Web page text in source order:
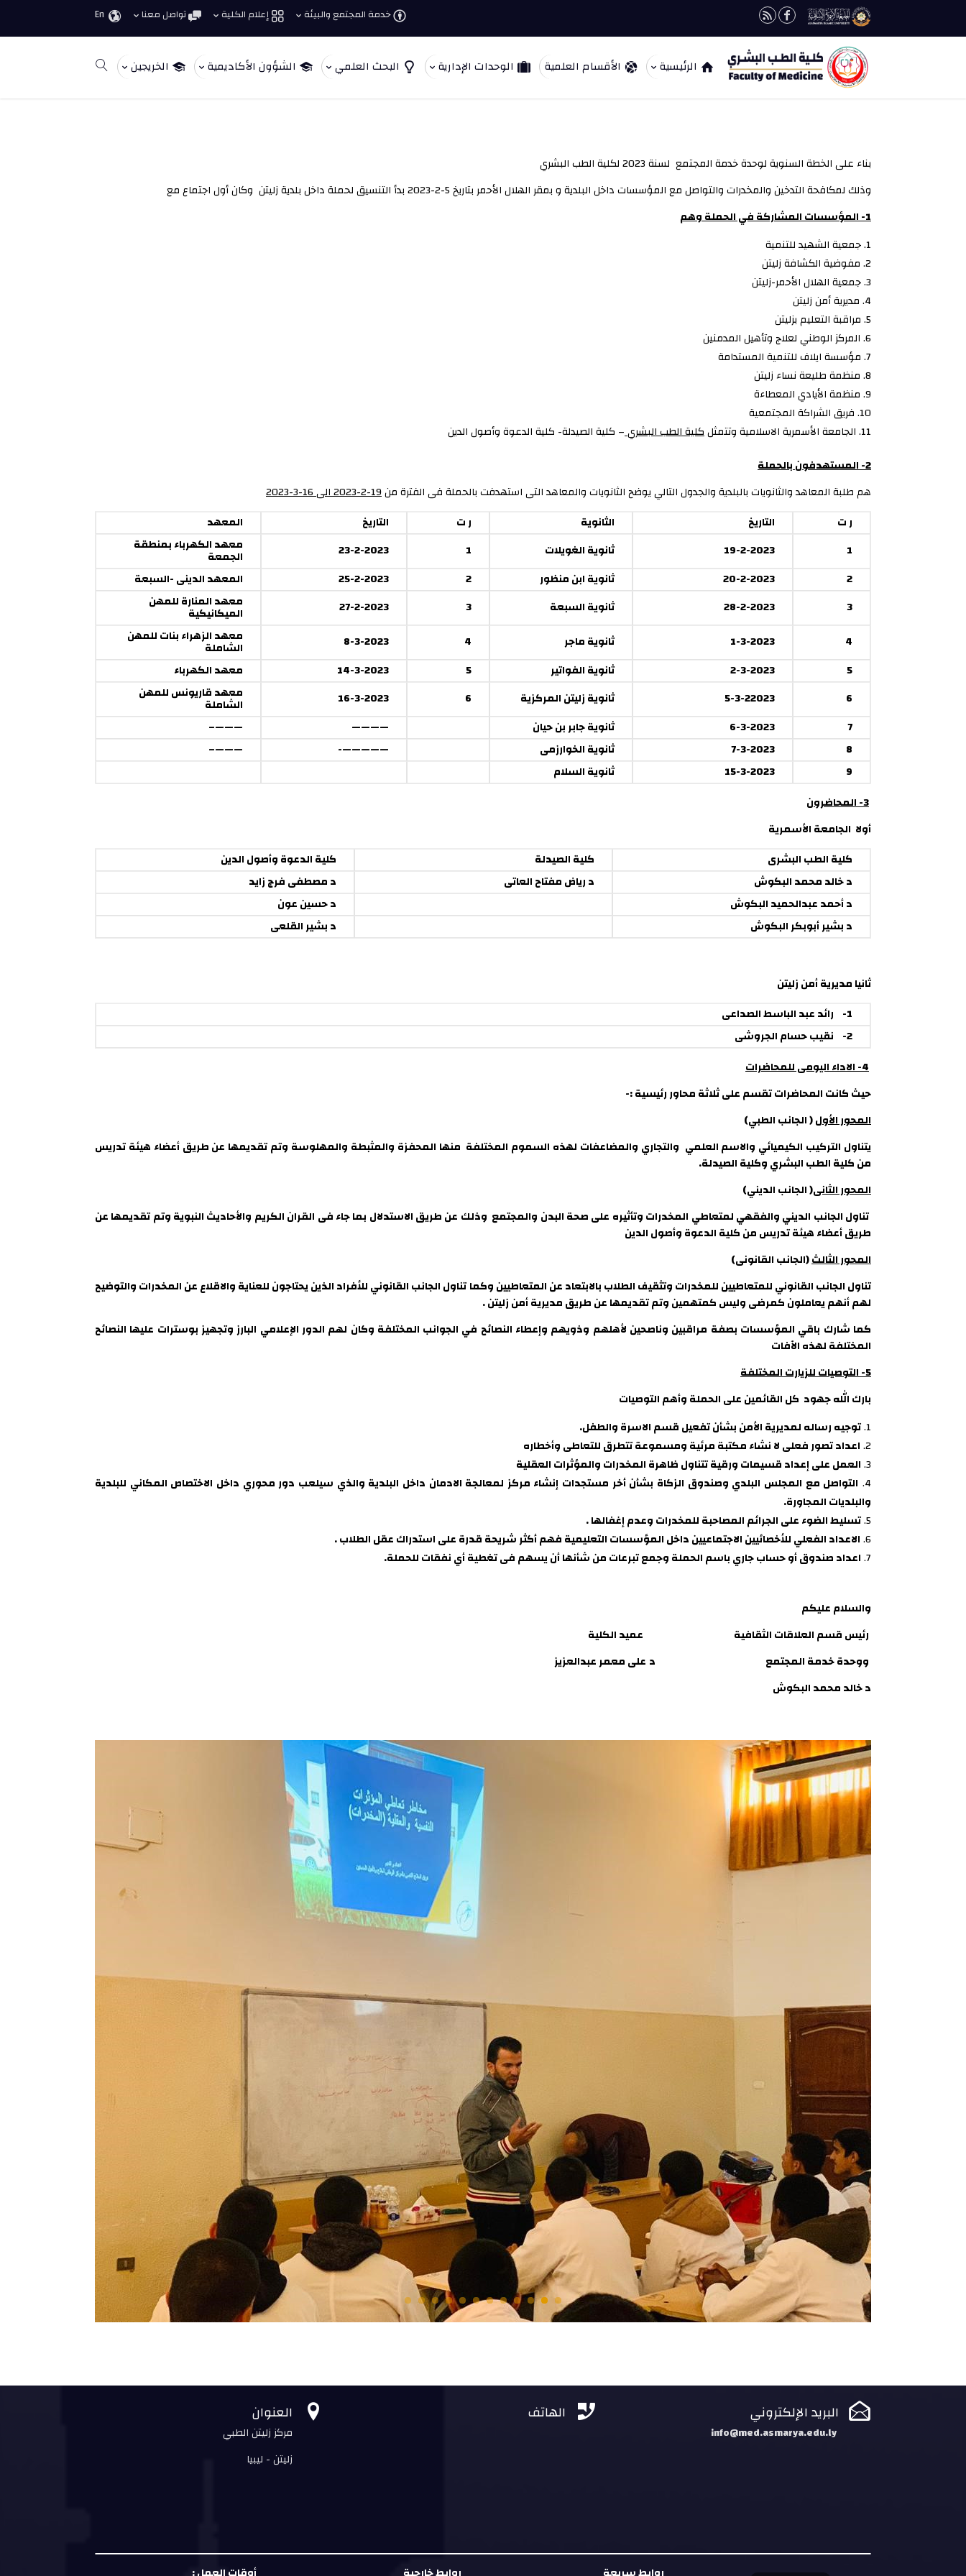
خدمة المجتمع والبيئة إعلام الكلية تواصل معنا
الرئيسية الأقسام العلمية الوحدات الإدارية البحث العلمي الشؤون الأكاديمية الخريجين
بناء على الخطة السنوية لوحدة خدمة المجتمع لسنة 2023 لكلية الطب البشري
وذلك لمكافحة التدخين والمخدرات والتواصل مع المؤسسات داخل البلدية و بمقر الهلال الأحمر بتاريخ 5-2-2023 بدأ التنسيق لحملة داخل بلدية زليتن وكان أول اجتماع مع
1- المؤسسات المشاركة في الحملة وهم
جمعية الشهيد للتنمية
مفوضية الكشافة زليتن
جمعية الهلال الأحمر-زليتن
مديرية أمن زليتن
مراقبة التعليم بزليتن
المركز الوطني لعلاج وتأهيل المدمنين
مؤسسة ايلاف للتنمية المستدامة
منظمة طليعة نساء زليتن
منظمة الأيادي المعطاءة
فريق الشراكة المجتمعية
الجامعة الأسمرية الاسلامية وتتمثلكلية الطب البشري– كلية الصيدلة- كلية الدعوة وأصول الدين
2- المستهدفون بالحملة
هم طلبة المعاهد والثانويات بالبلدية والجدول التالي يوضح الثانويات والمعاهد التى استهدفت بالحملة فى الفترة من19-2-2023 الى 16-3-2023
ر ت
التاريخ الثانوية ر ت التاريخ
المعهد
1
19-2-2023 ثانوية الغويلات 1
23-2-2023 معهد الكهرباء بمنطقة
الجمعة
2
20-2-2023 ثانوية ابن منظور 2
25-2-2023
المعهد الدينى -السبعة
3
28-2-2023 ثانوية السبعة 3
27-2-2023 معهد المنارة للمهن
الميكانيكية
4
1-3-2023 ثانوية ماجر 4
8-3-2023 معهد الزهراء بنات للمهن
الشاملة
5
2-3-2023 ثانوية الفواتير 5
14-3-2023
معهد الكهرباء
6
5-3-22023 ثانوية زليتن المركزية 6
16-3-2023 معهد قاريونس للمهن
الشاملة
7
6-3-2023 ثانوية جابر بن حيان ————
———–
8
7-3-2023 ثانوية الخوارزمى —————-
———–
9
15-3-2023
ثانوية السلام
3- المحاضرون
أولا الجامعة الأسمرية
كلية الطب البشرى
كلية الصيدلة
كلية الدعوة وأصول الدين
د خالد محمد البكوش
د رياض مفتاح العاتى
د مصطفى فرج زايد
د أحمد عبدالحميد البكوش
د حسين عون
د بشير أبوبكر البكوش
د بشير القلعى
ثانيا مديرية أمن زليتن
1-
رائد عبد الباسط الصداعى
2-
نقيب حسام الجروشى
4- الاداء اليومى للمحاضرات
حيث كانت المحاضرات تقسم على ثلاثة محاور رئيسية :-
المحور الأول( الجانب الطبي)
يتناول التركيب الكيميائي والاسم العلمي والتجاري والمضاعفات لهذه السموم المختلفة منها المحفزة والمثبطة والمهلوسة وتم تقديمها عن طريق أعضاء هيئة تدريس
من كلية الطب البشري وكلية الصيدلة.
المحور الثانى( الجانب الديني)
تناول الجانب الديني والفقهي لمتعاطي المخدرات وتأثيره على صحة البدن والمجتمع وذلك عن طريق الاستدلال بما جاء فى القران الكريم والأحاديث النبوية وتم تقديمها عن
طريق أعضاء هيئة تدريس من كلية الدعوة وأصول الدين
المحور الثالث(الجانب القانونى)
تناول الجانب القانوني للمتعاطيين للمخدرات وتثقيف الطلاب بالابتعاد عن المتعاطيين وكما تناول الجانب القانوني للأفراد الذين يحتاجون للعناية والاقلاع عن المخدرات والتوضيح
لهم أنهم يعاملون كمرضى وليس كمتهمين وتم تقديمها عن طريق مديرية أمن زليتن .
كما شارك باقي المؤسسات بصفة مراقبين وناصحين لأهلهم وذويهم وإعطاء النصائح في الجوانب المختلفة وكان لهم الدور الإعلامي البارز وتجهيز بوسترات عليها النصائح
المختلفة لهذه الآفات
5- التوصيات للزيارت المختلفة
بارك الله جهود كل القائمين على الحملة وأهم التوصيات
توجيه رساله لمديرية الأمن بشأن تفعيل قسم الاسرة والطفل.
اعداد تصور فعلى لا نشاء مكتبة مرئية ومسموعة تتطرق للتعاطى وأخطاره
العمل على إعداد قسيمات ورقية تتناول ظاهرة المخدرات والمؤثرات العقلية
التواصل مع المجلس البلدي وصندوق الزكاة بشأن أخر مستجدات إنشاء مركز لمعالجة الادمان داخل البلدية والذي سيلعب دور محوري داخل الاختصاص المكاني للبلدية
والبلديات المجاورة.
تسليط الضوء على الجرائم المصاحبة للمخدرات وعدم إغفالها .
الاعداد الفعلي للأخصائيين الاجتماعيين داخل المؤسسات التعليمية فهم أكثر شريحة قدرة على استدراك عقل الطلاب .
اعداد صندوق أو حساب جاري باسم الحملة وجمع تبرعات من شأنها أن يسهم فى تغطية أي نفقات للحملة.
والسلام عليكم
رئيس قسم العلاقات الثقافية عميد الكلية
ووحدة خدمة المجتمع
د على معمر عبدالعزيز
د خالد محمد البكوش
 البريد الإلكتروني
info@med.asmarya.edu.ly
 الهاتف  العنوان
مركز زليتن الطبي
زليتن - ليبيا